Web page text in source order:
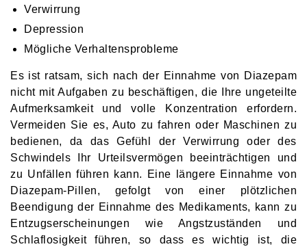
Verwirrung
Depression
Mögliche Verhaltensprobleme
Es ist ratsam, sich nach der Einnahme von Diazepam
nicht mit Aufgaben zu beschäftigen, die Ihre ungeteilte
Aufmerksamkeit und volle Konzentration erfordern.
Vermeiden Sie es, Auto zu fahren oder Maschinen zu
bedienen, da das Gefühl der Verwirrung oder des
Schwindels Ihr Urteilsvermögen beeinträchtigen und
zu Unfällen führen kann. Eine längere Einnahme von
Diazepam-Pillen, gefolgt von einer plötzlichen
Beendigung der Einnahme des Medikaments, kann zu
Entzugserscheinungen wie Angstzuständen und
Schlaflosigkeit führen, so dass es wichtig ist, die